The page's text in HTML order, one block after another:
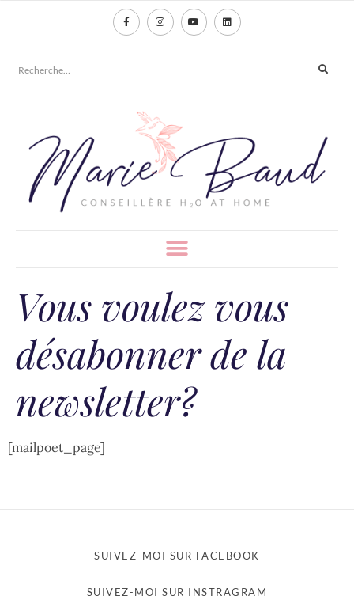
Vous voulez vous
désabonner de la
newsletter?
[mailpoet_page]
SUIVEZ-MOI SUR FACEBOOK
SUIVEZ-MOI SUR INSTRAGRAM